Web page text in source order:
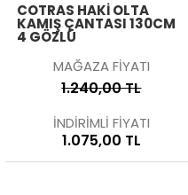
COTRAS HAKI OLTA
KAMIŞ ÇANTASI 130CM
4 GÖZLÜ
MAĞAZA FİYATI
1.240,00 TL
İNDİRİMLİ FİYATI
1.075,00 TL